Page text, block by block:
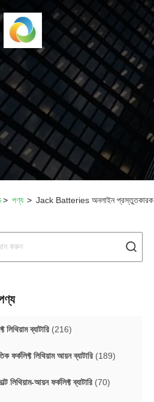
> পণ্য > Jack Batteries অনলাইন প্রস্তুতকারক
লিথিয়াম ব্যাটারি (216)
ফর্কলিফ্ট লিথিয়াম আয়ন ব্যাটারি (189)
লিথিয়াম-আয়ন ফর্কলিফ্ট ব্যাটারি (70)